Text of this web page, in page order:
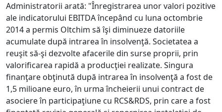
Administratorii arată: "Înregistrarea unor valori pozitive
ale indicatorului EBITDA începând cu luna octombrie
2014 a permis Oltchim să îşi diminueze datoriile
acumulate după intrarea în insolvenţă. Societatea a
reuşit să-şi dezvolte afacerile din surse proprii, prin
valorificarea rapidă a producţiei realizate. Singura
finanţare obţinută după intrarea în insolvenţă a fost de
1,5 milioane euro, în urma încheierii unui contract de
asociere în participaţiune cu RCS&RDS, prin care a fost